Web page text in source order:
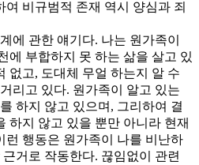
비규범적 존재 역시 양심과 죄
에 관한 얘기다. 나는 원가족이
에 부합하지 못 하는 삶을 살고 있
없고, 도대체 무얼 하는지 알 수
리고 있다. 원가족이 알고 있는
하지 않고 있으며, 그리하여 결
하지 않고 있을 뿐만 아니라 현재
런 행동은 원가족이 나를 비난하
거로 작동한다. 끊임없이 관련